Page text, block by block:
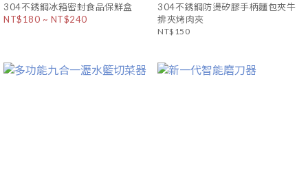
304不銹鋼冰箱密封食品保鮮盒
NT$180 ~ NT$240
304不銹鋼防燙矽膠手柄麵包夾牛
排夾烤肉夾
NT$150